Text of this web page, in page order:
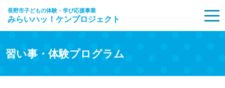
長野市子どもの体験・学び応援事業
みらいハッ！ケンプロジェクト
習い事・体験プログラム